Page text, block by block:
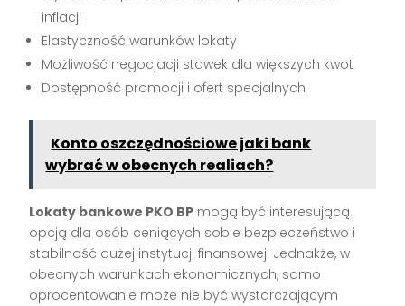
inflacji
Elastyczność warunków lokaty
Możliwość negocjacji stawek dla większych kwot
Dostępność promocji i ofert specjalnych
Konto oszczędnościowe jaki bank
wybrać w obecnych realiach?
Lokaty bankowe PKO BP mogą być interesującą
opcją dla osób ceniących sobie bezpieczeństwo i
stabilność dużej instytucji finansowej. Jednakże, w
obecnych warunkach ekonomicznych, samo
oprocentowanie może nie być wystarczającym